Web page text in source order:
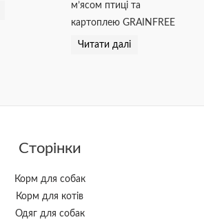
м’ясом птиці та
картоплею GRAINFREE
Читати далі
Сторінки
Корм для собак
Корм для котів
Одяг для собак